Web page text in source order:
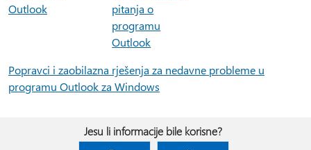
Outlook
pitanja o
programu
Outlook
Popravci i zaobilazna rješenja za nedavne probleme u
programu Outlook za Windows
Jesu li informacije bile korisne?